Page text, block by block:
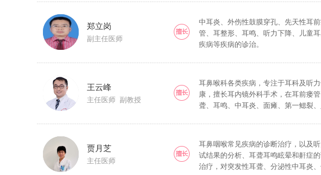
郑立岗
副主任医师
中耳炎、外伤性鼓膜穿孔、先天性耳
管、耳整形、耳鸣、听力下降、儿童
疾病等疾病的诊治。
王云峰
主任医师 副教授
耳鼻喉科各类疾病，专注于耳科及听
康，擅长耳内镜外科手术，在耳前瘘
聋、耳鸣、中耳炎、面瘫、第一鳃裂
贾月芝
主任医师
耳鼻咽喉常见疾病的诊断治疗，以及听
试结果的分析、耳聋耳鸣眩晕和鼾症
治疗，对突发性耳聋、分泌性中耳炎